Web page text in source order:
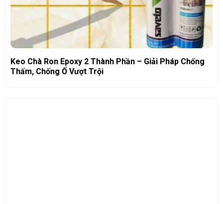
Keo Chà Ron Epoxy 2 Thành Phần – Giải Pháp Chống
Thấm, Chống Ố Vượt Trội